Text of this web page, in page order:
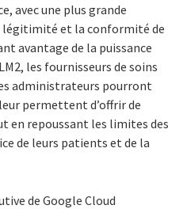
avec une plus grande
légitimité et la conformité de
avantage de la puissance
les fournisseurs de soins
administrateurs pourront
permettent d’offrir de
en repoussant les limites des
de leurs patients et de la
de Google Cloud